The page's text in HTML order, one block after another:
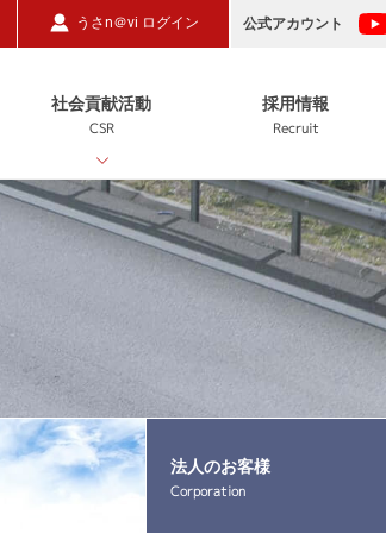
うさn＠vi ログイン 公式アカウント
社会貢献活動
CSR
採用情報
Recruit
法人のお客様
Corporation